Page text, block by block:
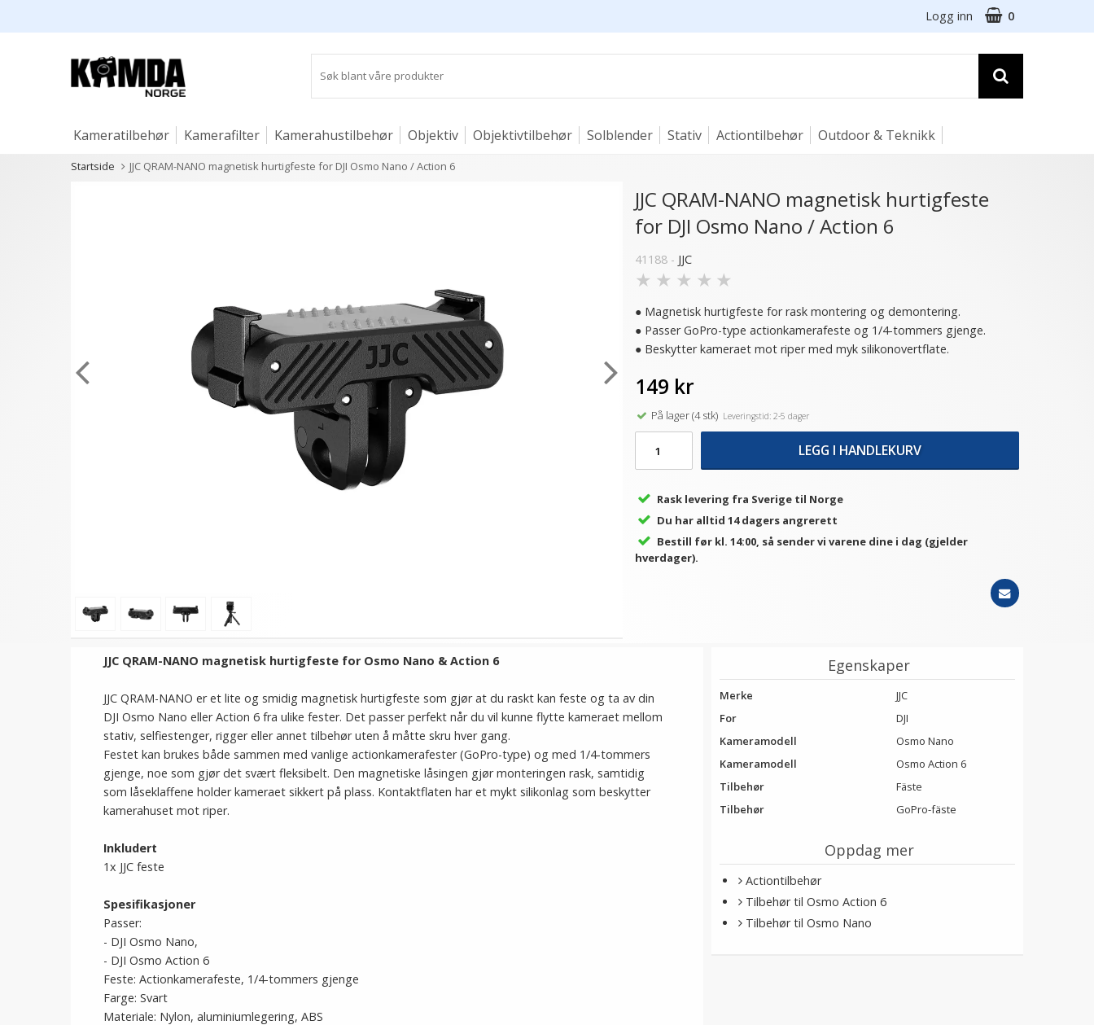
Logg inn 0
Kameratilbehør Kamerafilter Kamerahustilbehør Objektiv Objektivtilbehør Solblender Stativ Actiontilbehør Outdoor & Teknikk
Studio og lys
Startside JJC QRAM-NANO magnetisk hurtigfeste for DJI Osmo Nano / Action 6
JJC QRAM-NANO magnetisk hurtigfeste
for DJI Osmo Nano / Action 6
41188 - JJC
★ ★ ★ ★ ★
● Magnetisk hurtigfeste for rask montering og demontering.
● Passer GoPro-type actionkamerafeste og 1/4-tommers gjenge.
● Beskytter kameraet mot riper med myk silikonovertflate.
149 kr
På lager (4 stk)Leveringstid: 2-5 dager
LEGG I HANDLEKURV
Rask levering fra Sverige til Norge
Du har alltid 14 dagers angrerett
Bestill før kl. 14:00, så sender vi varene dine i dag (gjelder
hverdager).
JJC QRAM-NANO magnetisk hurtigfeste for Osmo Nano & Action 6
JJC QRAM-NANO er et lite og smidig magnetisk hurtigfeste som gjør at du raskt kan feste og ta av din
DJI Osmo Nano eller Action 6 fra ulike fester. Det passer perfekt når du vil kunne flytte kameraet mellom
stativ, selfiestenger, rigger eller annet tilbehør uten å måtte skru hver gang.
Festet kan brukes både sammen med vanlige actionkamerafester (GoPro-type) og med 1/4-tommers
gjenge, noe som gjør det svært fleksibelt. Den magnetiske låsingen gjør monteringen rask, samtidig
som låseklaffene holder kameraet sikkert på plass. Kontaktflaten har et mykt silikonlag som beskytter
kamerahuset mot riper.
Inkludert
1x JJC feste
Spesifikasjoner
Passer:
- DJI Osmo Nano,
- DJI Osmo Action 6
Feste: Actionkamerafeste, 1/4-tommers gjenge
Farge: Svart
Materiale: Nylon, aluminiumlegering, ABS
Egenskaper
Merke
JJC
For
DJI
Kameramodell
Osmo Nano
Kameramodell
Osmo Action 6
Tilbehør
Fäste
Tilbehør
GoPro-fäste
Oppdag mer
Actiontilbehør
Tilbehør til Osmo Action 6
Tilbehør til Osmo Nano